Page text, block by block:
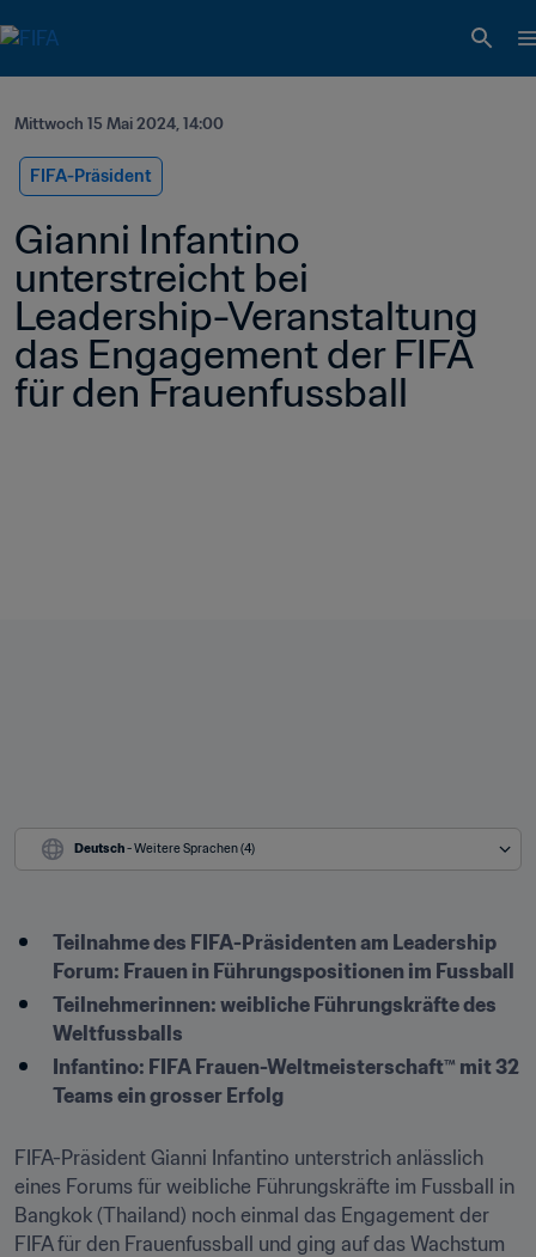
Mittwoch 15 Mai 2024, 14:00
FIFA-Präsident
Gianni Infantino
unterstreicht bei
Leadership-Veranstaltung
das Engagement der FIFA
für den Frauenfussball
Deutsch - Weitere Sprachen (4)
Teilnahme des FIFA-Präsidenten am Leadership
Forum: Frauen in Führungspositionen im Fussball
Teilnehmerinnen: weibliche Führungskräfte des
Weltfussballs
Infantino: FIFA Frauen-Weltmeisterschaft™ mit 32
Teams ein grosser Erfolg
FIFA-Präsident Gianni Infantino unterstrich anlässlich
eines Forums für weibliche Führungskräfte im Fussball in
Bangkok (Thailand) noch einmal das Engagement der
FIFA für den Frauenfussball und ging auf das Wachstum